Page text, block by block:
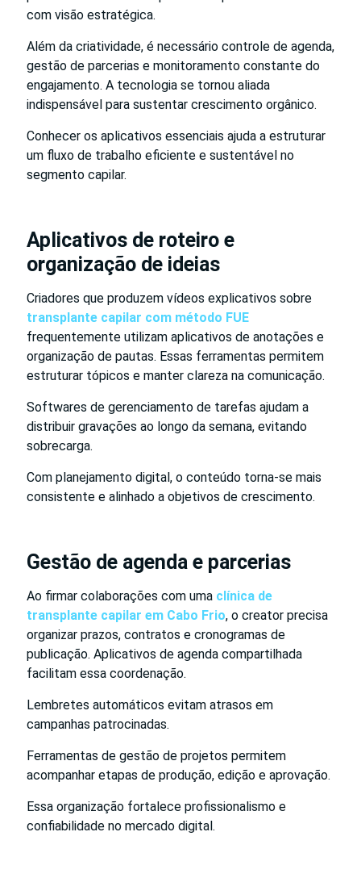
com visão estratégica.
Além da criatividade, é necessário controle de agenda,
gestão de parcerias e monitoramento constante do
engajamento. A tecnologia se tornou aliada
indispensável para sustentar crescimento orgânico.
Conhecer os aplicativos essenciais ajuda a estruturar
um fluxo de trabalho eficiente e sustentável no
segmento capilar.
Aplicativos de roteiro e
organização de ideias
Criadores que produzem vídeos explicativos sobre
transplante capilar com método FUE
frequentemente utilizam aplicativos de anotações e
organização de pautas. Essas ferramentas permitem
estruturar tópicos e manter clareza na comunicação.
Softwares de gerenciamento de tarefas ajudam a
distribuir gravações ao longo da semana, evitando
sobrecarga.
Com planejamento digital, o conteúdo torna-se mais
consistente e alinhado a objetivos de crescimento.
Gestão de agenda e parcerias
Ao firmar colaborações com uma clínica de
transplante capilar em Cabo Frio, o creator precisa
organizar prazos, contratos e cronogramas de
publicação. Aplicativos de agenda compartilhada
facilitam essa coordenação.
Lembretes automáticos evitam atrasos em
campanhas patrocinadas.
Ferramentas de gestão de projetos permitem
acompanhar etapas de produção, edição e aprovação.
Essa organização fortalece profissionalismo e
confiabilidade no mercado digital.